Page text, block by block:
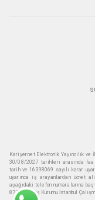
Kariyer.net Elektronik Yayıncılık
30/08/2027 tarihleri arasında
tarih ve 16398069 sayılı karar
uyarınca iş arayanlardan ücret
aşağıdaki telefon numaralarına
87 Türkiye iş Kurumu İstanbul